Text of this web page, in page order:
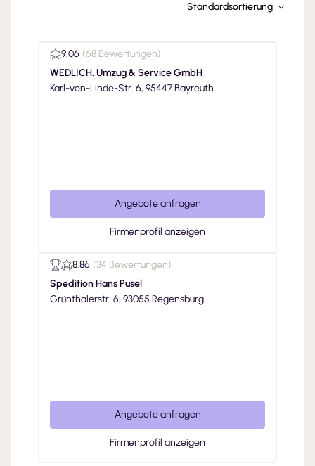
Standardsortierung
9.06 (68 Bewertungen)
WEDLICH. Umzug & Service GmbH
Karl-von-Linde-Str. 6, 95447 Bayreuth
Angebote anfragen
Firmenprofil anzeigen
8.86 (34 Bewertungen)
Spedition Hans Pusel
Grünthalerstr. 6, 93055 Regensburg
Angebote anfragen
Firmenprofil anzeigen